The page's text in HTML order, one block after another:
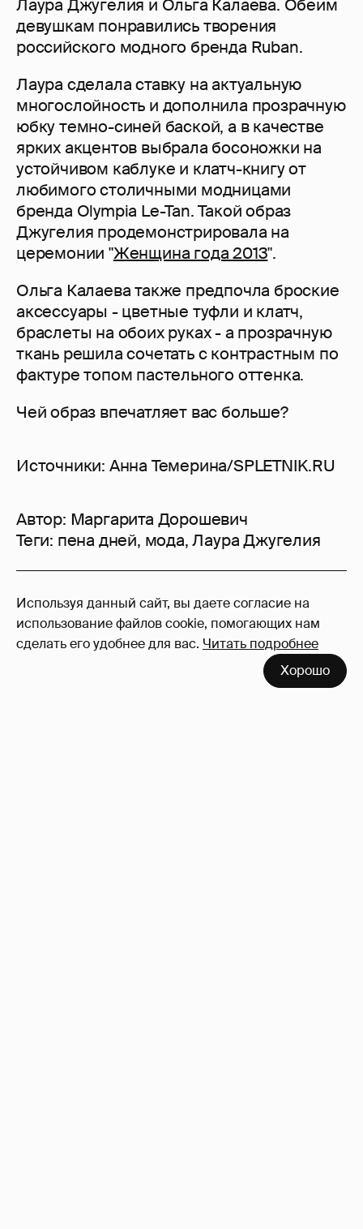
Используя данный сайт, вы даете согласие на
использование файлов cookie, помогающих нам
сделать его удобнее для вас. Читать подробнее
Хорошо
Лаура Джугелия и Ольга Калаева. Обеим
девушкам понравились творения
российского модного бренда Ruban.
Лаура сделала ставку на актуальную
многослойность и дополнила прозрачную
юбку темно-синей баской, а в качестве
ярких акцентов выбрала босоножки на
устойчивом каблуке и клатч-книгу от
любимого столичными модницами
бренда Olympia Le-Tan. Такой образ
Джугелия продемонстрировала на
церемонии "Женщина года 2013".
Ольга Калаева также предпочла броские
аксессуары - цветные туфли и клатч,
браслеты на обоих руках - а прозрачную
ткань решила сочетать с контрастным по
фактуре топом пастельного оттенка.
Чей образ впечатляет вас больше?
Источники: Анна Темерина/SPLETNIK.RU
Автор: Маргарита Дорошевич
Теги: пена дней, мода,Лаура Джугелия
14
Войдите в аккаунт, чтобы читать и
оставлять комментарии